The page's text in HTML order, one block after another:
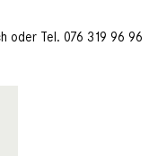
oder Tel. 076 319 96 96